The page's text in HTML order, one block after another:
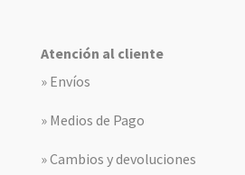
Atención al cliente
» Envíos
» Medios de Pago
» Cambios y devoluciones